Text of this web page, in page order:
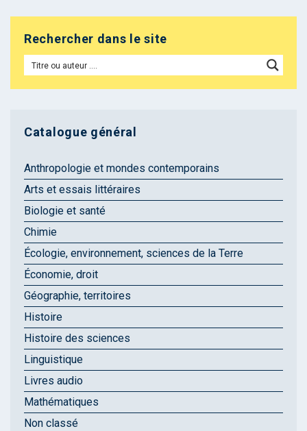
Rechercher dans le site
Catalogue général
Anthropologie et mondes contemporains
Arts et essais littéraires
Biologie et santé
Chimie
Écologie, environnement, sciences de la Terre
Économie, droit
Géographie, territoires
Histoire
Histoire des sciences
Linguistique
Livres audio
Mathématiques
Non classé